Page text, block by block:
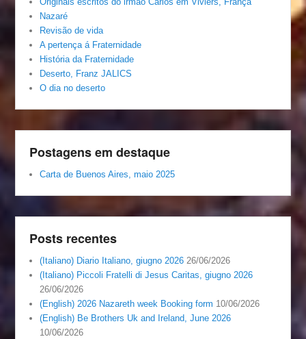
Nazaré
Revisão de vida
A pertença á Fraternidade
História da Fraternidade
Deserto, Franz JALICS
O dia no deserto
Postagens em destaque
Carta de Buenos Aires, maio 2025
Posts recentes
(Italiano) Diario Italiano, giugno 2026 26/06/2026
(Italiano) Piccoli Fratelli di Jesus Caritas, giugno 2026
26/06/2026
(English) 2026 Nazareth week Booking form 10/06/2026
(English) Be Brothers Uk and Ireland, June 2026
10/06/2026